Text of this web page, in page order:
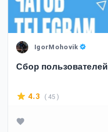
IgorMohovik
Сбор
4.3 ( 45 )